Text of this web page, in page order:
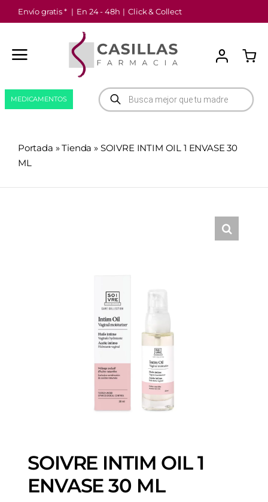
Saltar
al
Envío gratis * | En 24 - 48h | Click & Collect
Búsqueda
de
productos
MEDICAMENTOS
Portada »Tienda » SOIVRE INTIM OIL 1 ENVASE 30
ML
SOIVRE INTIM OIL 1
ENVASE 30 ML